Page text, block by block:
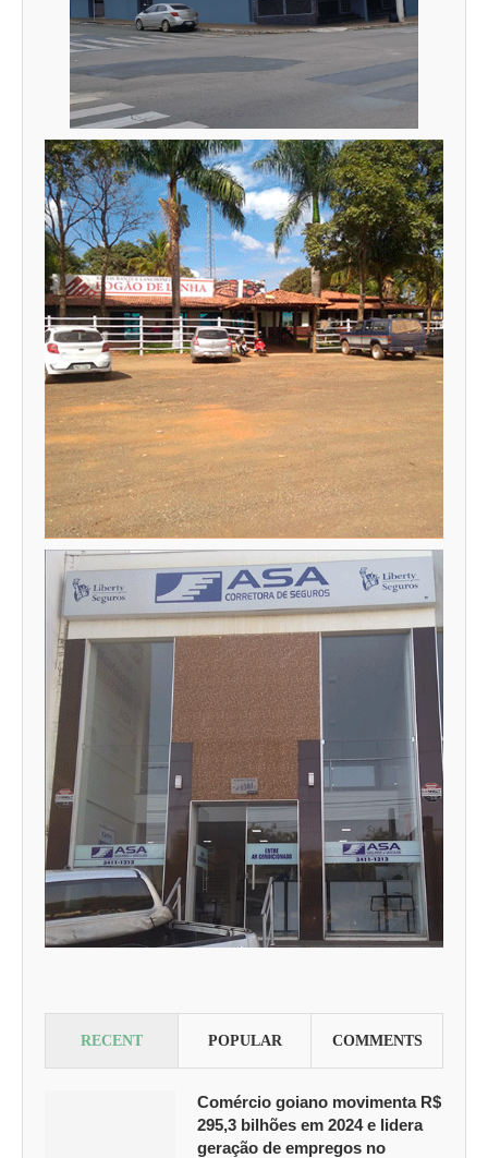
RECENT POPULAR COMMENTS
Comércio goiano movimenta R$
295,3 bilhões em 2024 e lidera
geração de empregos no